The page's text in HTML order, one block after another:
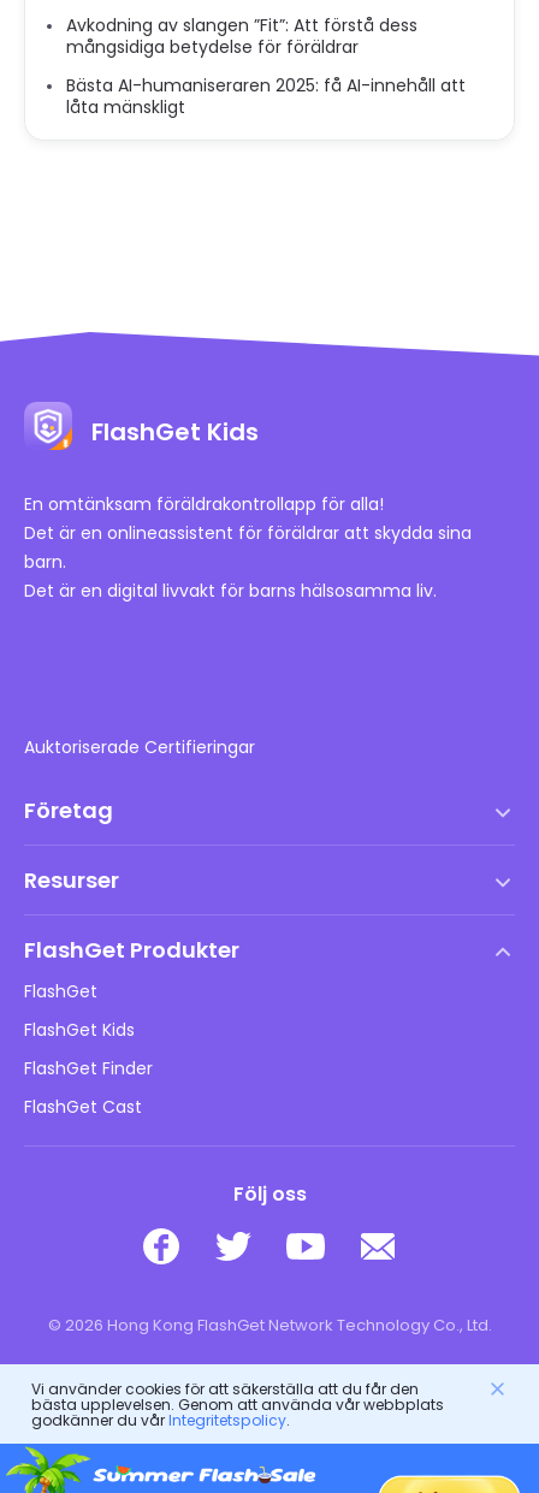
Avkodning av slangen ”Fit”: Att förstå dess
mångsidiga betydelse för föräldrar
Bästa AI-humaniseraren 2025: få AI-innehåll att
låta mänskligt
FlashGet Kids
En omtänksam föräldrakontrollapp för alla!
Det är en onlineassistent för föräldrar att skydda sina
barn.
Det är en digital livvakt för barns hälsosamma liv.
Auktoriserade Certifieringar
Företag
DMCA-policy
Integritetspolicy
Reklampolicyer
Sälj inte min information
Resurser
Barns onlinesäkerhet
Ladda ner
FlashGet Produkter
FlashGet
FlashGet Kids
FlashGet Finder
FlashGet Cast
Följ oss
© 2026 Hong Kong FlashGet Network Technology Co., Ltd.
Vi använder cookies för att säkerställa att du får den
bästa upplevelsen. Genom att använda vår webbplats
godkänner du vårIntegritetspolicy.